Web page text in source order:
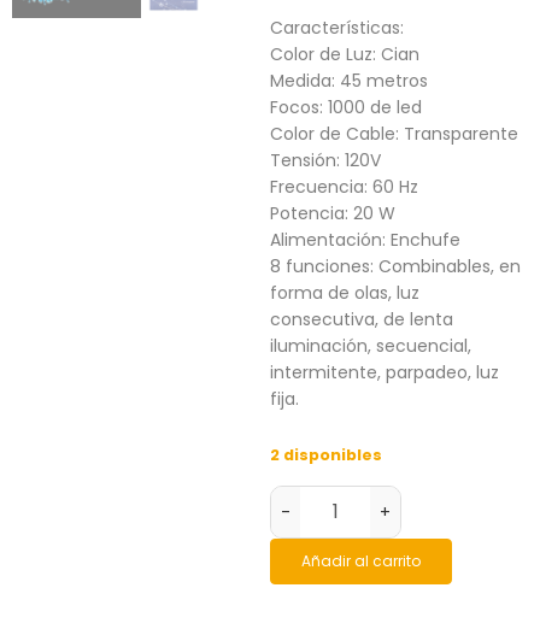
Características:
Color de Luz: Cian
Medida: 45 metros
Focos: 1000 de led
Color de Cable: Transparente
Tensión: 120V
Frecuencia: 60 Hz
Potencia: 20 W
Alimentación: Enchufe
8 funciones: Combinables, en
forma de olas, luz
consecutiva, de lenta
iluminación, secuencial,
intermitente, parpadeo, luz
fija.
2 disponibles
- +
Añadir al carrito